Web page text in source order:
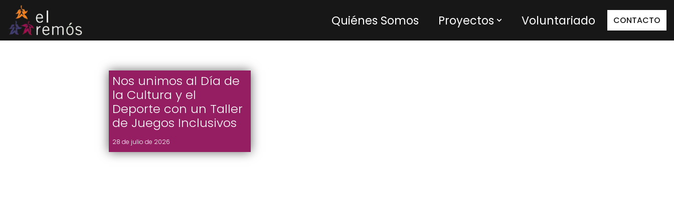
Saltar
al
Quiénes Somos Proyectos Voluntariado CONTACTO
Nos unimos al Día de
la Cultura y el
Deporte con un Taller
de Juegos Inclusivos
28 de julio de 2026